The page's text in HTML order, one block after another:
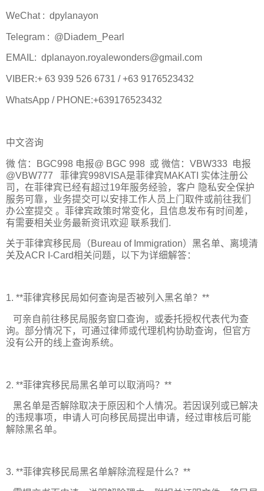
WeChat : dpylanayon
Telegram : @Diadem_Pearl
EMAIL: dplanayon.royalewonders@gmail.com
VIBER:+ 63 939 526 6731 / +63 9176523432
WhatsApp / PHONE:+639176523432
中文咨询
微 信：BGC998 电报@ BGC 998 或 微信：VBW333 电报
@VBW777 菲律宾998VISA是菲律宾MAKATI 实体注册公
司，在菲律宾已经有超过19年服务经验，客户 隐私安全保护
服务可靠，业务提交可以安排工作人员上门取件或前往我们
办公室提交 。菲律宾政策时常变化，且信息发布有时间差，
有需要相关业务最新资讯欢迎 联系我们.
关于菲律宾移民局（Bureau of Immigration）黑名单、离境清
关及ACR I-Card相关问题，以下为详细解答：
1. **菲律宾移民局如何查询是否被列入黑名单？**
可亲自前往移民局服务窗口查询，或委托授权代表代为查
询。部分情况下，可通过律师或代理机构协助查询，但官方
没有公开的线上查询系统。
2. **菲律宾移民局黑名单可以取消吗？**
黑名单是否解除取决于原因和个人情况。若因误列或已解决
的违规事项，申请人可向移民局提出申请，经过审核后可能
解除黑名单。
3. **菲律宾移民局黑名单解除流程是什么？**